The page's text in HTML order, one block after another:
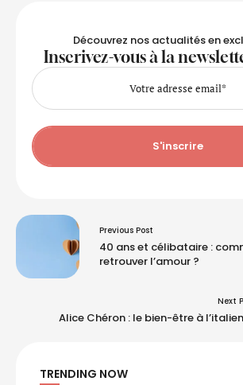
Découvrez nos actualités en
Inscrivez-vous à la
S'inscrire
Previous Post
40 ans et célibataire :
retrouver l’amour ?
Next
Alice Chéron : le bien-être à
TRENDING NOW